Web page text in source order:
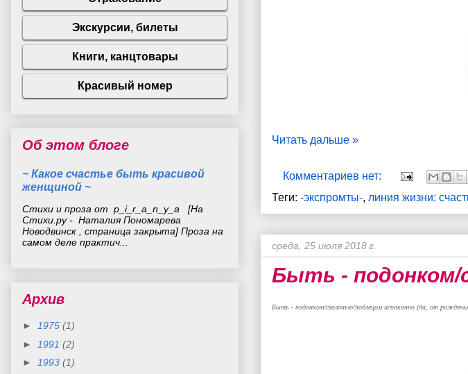
Читать дальше »
Комментариев нет:
Теги: -экспромты-, линия жизни:
среда, 25 июля 2018 г.
Быть - подонком/
Быть - подонком/сволочью/подлецом испоконно (да, от
Об этом блоге
~ Какое счастье быть красивой
женщиной ~
Стихи и проза от p_i_r_a_n_y_a [На
Стихи.ру - Наталия Пономарева
Новодвинск , страница закрыта] Проза на
самом деле практич...
Архив
► 1975 (1)
►
1991 (2)
►
1993 (1)